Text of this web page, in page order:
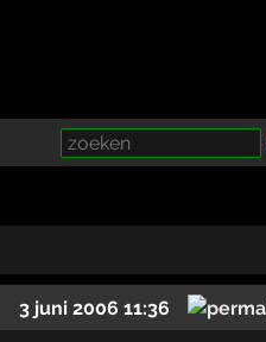
3 juni 2006 11:36